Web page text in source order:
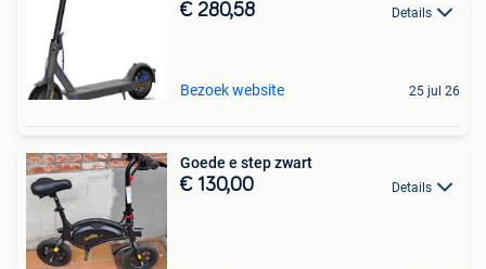
€ 280,58 Details
Bezoek website 25 jul 26
Goede e step zwart
€ 130,00 Details